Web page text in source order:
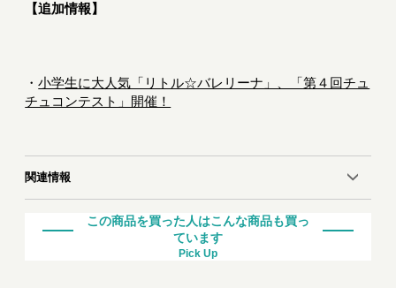
【追加情報】
・小学生に大人気「リトル☆バレリーナ」、「第４回チュ
チュコンテスト」開催！
関連情報
この商品を買った人はこんな商品も買っ
ています
Pick Up